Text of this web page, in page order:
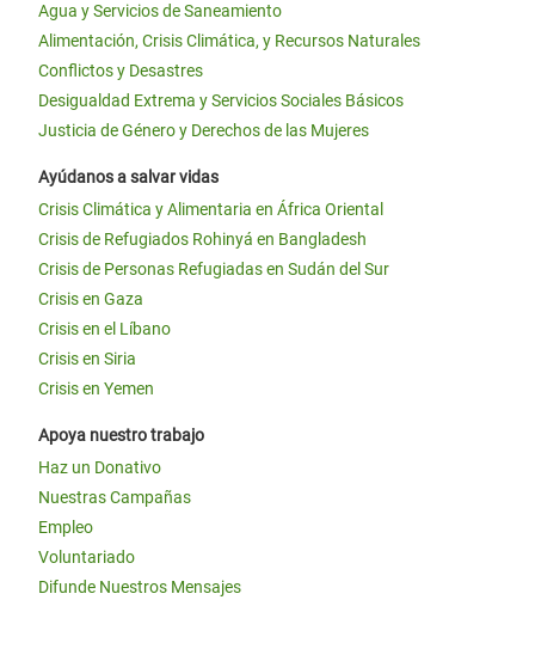
Agua y Servicios de Saneamiento
Alimentación, Crisis Climática, y Recursos Naturales
Conflictos y Desastres
Desigualdad Extrema y Servicios Sociales Básicos
Justicia de Género y Derechos de las Mujeres
Ayúdanos a salvar vidas
Crisis Climática y Alimentaria en África Oriental
Crisis de Refugiados Rohinyá en Bangladesh
Crisis de Personas Refugiadas en Sudán del Sur
Crisis en Gaza
Crisis en el Líbano
Crisis en Siria
Crisis en Yemen
Apoya nuestro trabajo
Haz un Donativo
Nuestras Campañas
Empleo
Voluntariado
Difunde Nuestros Mensajes